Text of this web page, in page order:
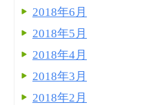
2018年6月
2018年5月
2018年4月
2018年3月
2018年2月